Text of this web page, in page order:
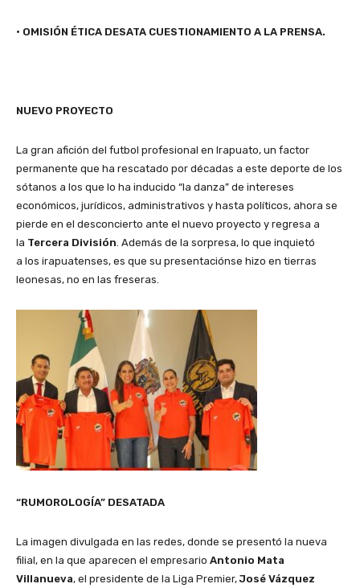
• OMISIÓN ÉTICA DESATA CUESTIONAMIENTO A LA PRENSA.
NUEVO PROYECTO
La gran afición del futbol profesional en Irapuato, un factor
permanente que ha rescatado por décadas a este deporte de los
sótanos a los que lo ha inducido “la danza” de intereses
económicos, jurídicos, administrativos y hasta políticos, ahora se
pierde en el desconcierto ante el nuevo proyecto y regresa a
la Tercera División. Además de la sorpresa, lo que inquietó
a los irapuatenses, es que su presentaciónse hizo en tierras
leonesas, no en las freseras.
“RUMOROLOGÍA” DESATADA
La imagen divulgada en las redes, donde se presentó la nueva
filial, en la que aparecen el empresario Antonio Mata
Villanueva, el presidente de la Liga Premier,José Vázquez